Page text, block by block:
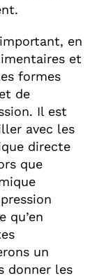
en
et
formes
de
Il est
avec les
directe
que
qu’en
un
donner les